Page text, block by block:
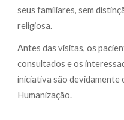
seus familiares, sem
religiosa.
Antes das visitas, os
consultados e os
iniciativa são
Humanização.